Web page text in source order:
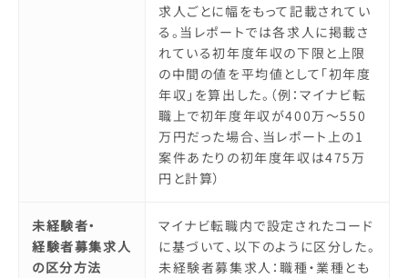
求人ごとに幅をもって記載されてい
る。当レポートでは各求人に掲載さ
れている初年度年収の下限と上限
の中間の値を平均値として「初年度
年収」を算出した。（例：マイナビ転
職上で初年度年収が400万～550
万円だった場合、当レポート上の1
案件あたりの初年度年収は475万
円と計算）
未経験者・
経験者募集求人
の区分方法
マイナビ転職内で設定されたコード
に基づいて、以下のように区分した。
未経験者募集求人：職種・業種とも